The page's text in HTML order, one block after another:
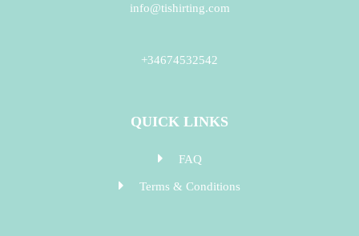
info@tishirting.com
+34674532542
QUICK LINKS
FAQ
Terms & Conditions